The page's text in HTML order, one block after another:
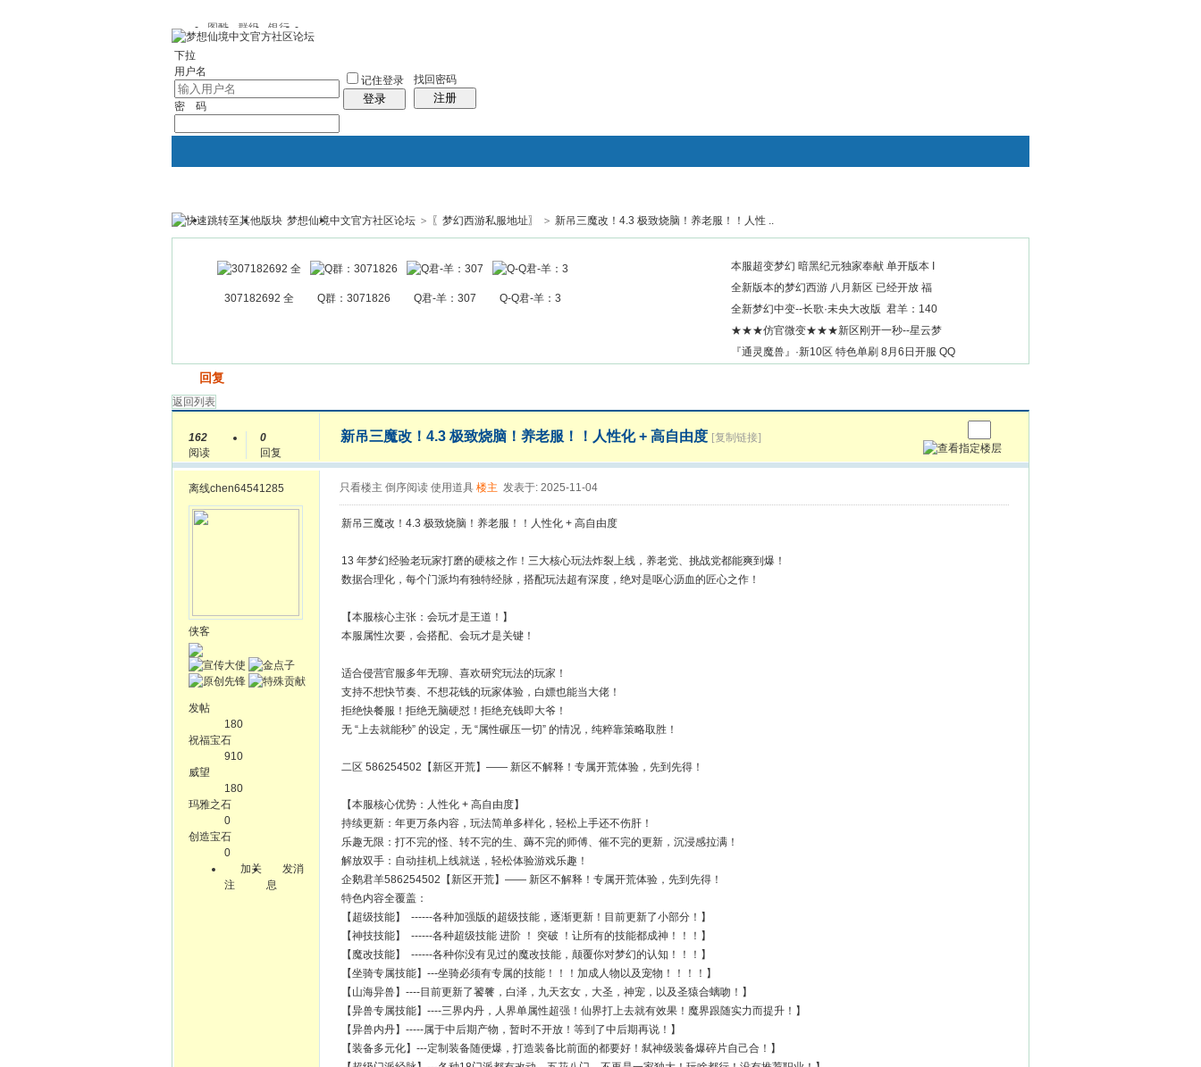
图酷 群组 银行
下拉
用户名
密 码
记住登录
登录
找回密码
注册
银行 群组聚合 我的空间
帖子
搜索
梦想仙境中文官方社区论坛 > 〖梦幻西游私服地址〗 > 新吊三魔改！4.3 极致烧脑！养老服！！人性 ..
307182692 全 Q群：3071826 Q君-羊：307 Q-Q君-羊：3
本服超变梦幻 暗黑纪元独家奉献 单开版本 I
全新版本的梦幻西游 八月新区 已经开放 福
全新梦幻中变--长歌·未央大改版 君羊：140
★★★仿官微变★★★新区刚开一秒--星云梦
『通灵魔兽』·新10区 特色单刷 8月6日开服 QQ
回复
返回列表
162
阅读
0
回复
新吊三魔改！4.3 极致烧脑！养老服！！人性化 + 高自由度 [复制链接]
离线chen64541285
侠客
发帖
180
祝福宝石
910
威望
180
玛雅之石
0
创造宝石
0
加关
注
发消
息
只看楼主 倒序阅读 使用道具 楼主 发表于: 2025-11-04
新吊三魔改！4.3 极致烧脑！养老服！！人性化 + 高自由度
13 年梦幻经验老玩家打磨的硬核之作！三大核心玩法炸裂上线，养老党、挑战党都能爽到爆！​
数据合理化，每个门派均有独特经脉，搭配玩法超有深度，绝对是呕心沥血的匠心之作！​
【本服核心主张：会玩才是王道！】​
本服属性次要，会搭配、会玩才是关键！​
适合侵营官服多年无聊、喜欢研究玩法的玩家！​
支持不想快节奏、不想花钱的玩家体验，白嫖也能当大佬！​
拒绝快餐服！拒绝无脑硬怼！拒绝充钱即大爷！​
无 “上去就能秒” 的设定，无 “属性碾压一切” 的情况，纯粹靠策略取胜！​
二区 586254502【新区开荒】—— 新区不解释！专属开荒体验，先到先得！
【本服核心优势：人性化 + 高自由度】​
持续更新：年更万条内容，玩法简单多样化，轻松上手还不伤肝！​
乐趣无限：打不完的怪、转不完的生、薅不完的师傅、催不完的更新，沉浸感拉满！​
解放双手：自动挂机上线就送，轻松体验游戏乐趣！​
企鹅君羊586254502【新区开荒】—— 新区不解释！专属开荒体验，先到先得！
特色内容全覆盖：​
【超级技能】 ------各种加强版的超级技能，逐渐更新！目前更新了小部分！】​
【神技技能】 ------各种超级技能 进阶 ！ 突破 ！让所有的技能都成神！！！】
【魔改技能】 ------各种你没有见过的魔改技能，颠覆你对梦幻的认知！！！】​
【坐骑专属技能】---坐骑必须有专属的技能！！！加成人物以及宠物！！！！​】
【山海异兽】----目前更新了饕餮，白泽，九天玄女，大圣，神宠，以及圣猿合螭吻！】​
【异兽专属技能】----三界内丹，人界单属性超强！仙界打上去就有效果！魔界跟随实力而提升！​】
【异兽内丹】-----属于中后期产物，暂时不开放！等到了中后期再说！​】
【装备多元化】---定制装备随便爆，打造装备比前面的都要好！弑神级装备爆碎片自己合！】​